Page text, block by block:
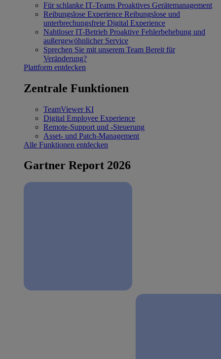
Für schlanke IT‐Teams Proaktives Gerätemanagement
Reibungslose Experience Reibungslose und
unterbrechungsfreie Digital Experience
Nahtloser IT-Betrieb Proaktive Fehlerbehebung und
außergewöhnlicher Service
Sprechen Sie mit unserem Team Bereit für
Veränderung?
Plattform entdecken
Zentrale Funktionen
TeamViewer KI
Digital Employee Experience
Remote-Support und -Steuerung
Asset- und Patch-Management
Alle Funktionen entdecken
Gartner Report 2026